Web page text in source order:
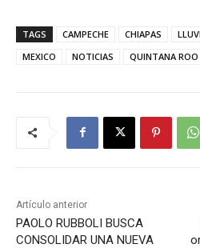
TAGS CAMPECHE CHIAPAS
MEXICO
NOTICIAS QUINTANA ROO
Artículo anterior
PAOLO RUBBOLI BUSCA
CONSOLIDAR UNA NUEVA